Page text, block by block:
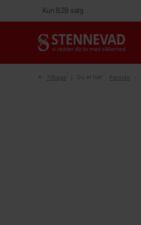
Kun B2B salg
Tilbage Du er her: Forside